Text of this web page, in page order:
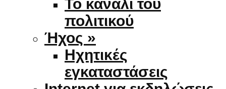
Το κανάλι του
πολιτικού
Ήχος »
Ηχητικές
εγκαταστάσεις